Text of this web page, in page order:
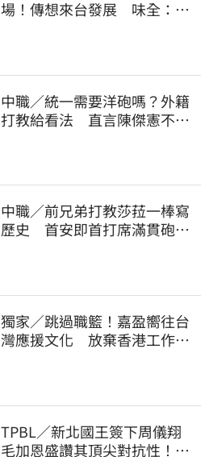
場！傳想來台發展 味全：歡
中職／統一需要洋砲嗎？外籍
打教給看法 直言陳傑憲不能
中職／前兄弟打教莎菈一棒寫
歷史 首安即首打席滿貫砲！
獨家／跳過職籃！嘉盈嚮往台
灣應援文化 放棄香港工作跨
TPBL／新北國王簽下周儀翔
毛加恩盛讚其頂尖對抗性！盼